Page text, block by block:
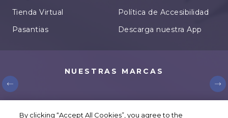
Tienda Virtual
Pasantias
Política de Accesibilidad
Descarga nuestra App
NUESTRAS MARCAS
© Karisma Hotels & Resorts. Todos los derechos
By clicking “Accept All Cookies”, you agree to the